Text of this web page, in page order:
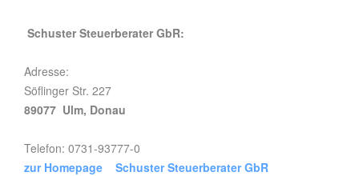
Schuster Steuerberater GbR:
Adresse:
Söflinger Str. 227
89077 Ulm, Donau
Telefon: 0731-93777-0
zur Homepage Schuster Steuerberater GbR